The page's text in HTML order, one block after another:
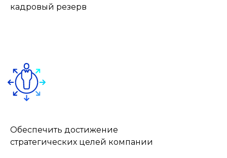
кадровый резерв
Обеспечить достижение
стратегических целей компании